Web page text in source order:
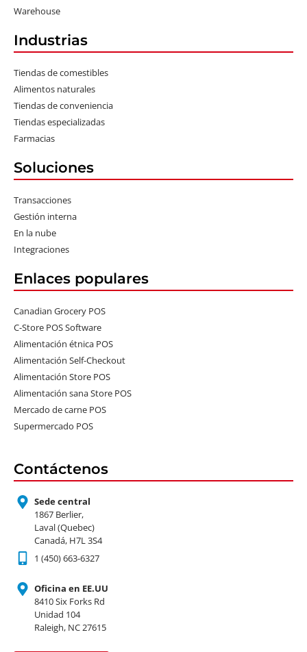
Warehouse
Industrias
Tiendas de comestibles
Alimentos naturales
Tiendas de conveniencia
Tiendas especializadas
Farmacias
Soluciones
Transacciones
Gestión interna
En la nube
Integraciones
Enlaces populares
Canadian Grocery POS
C-Store POS Software
Alimentación étnica POS
Alimentación Self-Checkout
Alimentación Store POS
Alimentación sana Store POS
Mercado de carne POS
Supermercado POS
Contáctenos
Sede central
1867 Berlier,
Laval (Quebec)
Canadá, H7L 3S4
1 (450) 663-6327
Oficina en EE.UU
8410 Six Forks Rd
Unidad 104
Raleigh, NC 27615